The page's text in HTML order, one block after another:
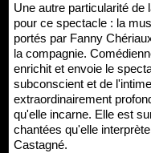
Une autre particularité de la compagnie a joué un rôle principal
pour ce spectacle : la
portés par Fanny
la compagnie.
enrichit et envoie le
subconscient et de
extraordinairement
qu'elle incarne. Elle est
chantées qu'elle
Castagné.